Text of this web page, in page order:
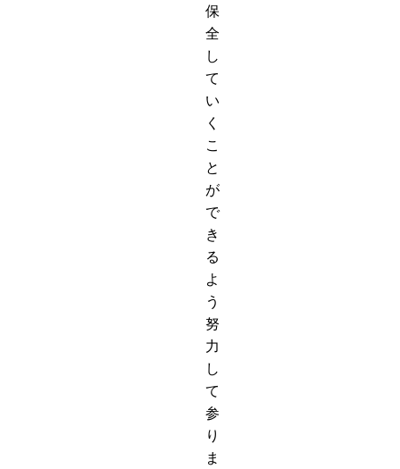
保
全
し
て
い
く
こ
と
が
で
き
る
よ
う
努
力
し
て
参
り
ま